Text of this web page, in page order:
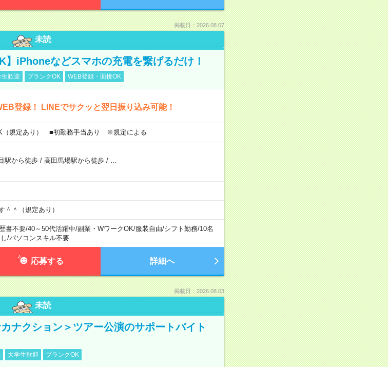
掲載日：2026.08.07
未読
】iPhoneなどスマホの充電を繋げるだけ！
生歓迎 ブランクOK WEB登録・面接OK
登録！ LINEでサクッと翌日振り込み可能！
規定あり） ■初勤務手当あり ※規定による
駅から徒歩/ 高田馬場駅から徒歩/
＾（規定あり）
書不要/40～50代活躍中/副業・WワークOK/服装自由/シフト勤務/10名
/パソコンスキル不要
応募する 詳細へ
掲載日：2026.08.03
未読
ナクション＞ツアー公演のサポートバイト
大学生歓迎 ブランクOK